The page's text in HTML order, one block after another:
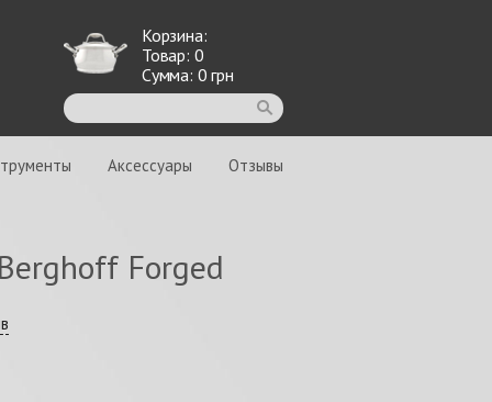
Корзина:
Товар: 0
Сумма: 0 грн
Аксессуары Отзывы
Forged